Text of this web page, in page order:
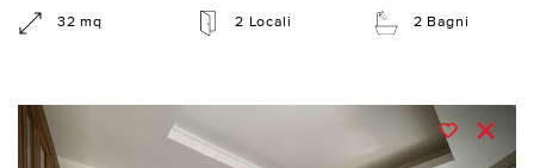
32 mq 2 Locali 2 Bagni